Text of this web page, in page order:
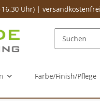
16.30 Uhr) |
Farbe/Finish/Pflege